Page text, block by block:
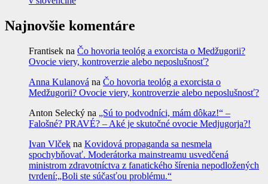
Najnovšie komentáre
Frantisek na Čo hovoria teológ a exorcista o Medžugorii?
Ovocie viery, kontroverzie alebo neposlušnosť?
Anna Kulanová na Čo hovoria teológ a exorcista o
Medžugorii? Ovocie viery, kontroverzie alebo neposlušnosť?
Anton Selecký na „Sú to podvodníci, mám dôkaz!“ –
Falošné? PRAVÉ? – Aké je skutočné ovocie Medjugorja?!
Ivan Vlček na Kovidová propaganda sa nesmela
spochybňovať. Moderátorka mainstreamu usvedčená
ministrom zdravotníctva z fanatického šírenia nepodložených
tvrdení:„Boli ste súčasťou problému.“